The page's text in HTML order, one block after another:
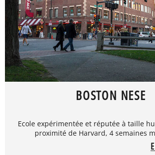
BOSTON NESE
Ecole expérimentée et réputée à taille
proximité de Harvard, 4 semaines